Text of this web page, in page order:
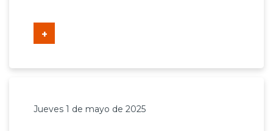
+
Jueves 1 de mayo de 2025